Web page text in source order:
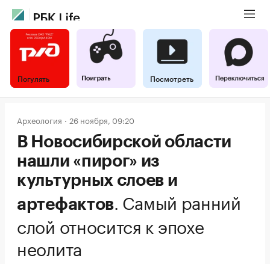
Погулять Посмотреть
Археология 26 ноября, 09:20
В Новосибирской области
нашли «пирог» из
культурных слоев и
артефактов. Самый ранний
слой относится к эпохе
неолита